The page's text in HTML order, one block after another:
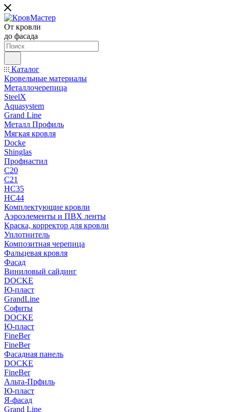
От кровли
до фасада
Каталог
Кровельные материалы
Металлочерепица
SteelX
Aquasystem
Grand Line
Металл Профиль
Мягкая кровля
Docke
Shinglas
Профнастил
C20
C21
НС35
НС44
Комплектующие кровли
Аэроэлементы и ПВХ ленты
Краска, корректор для кровли
Уплотнитель
Композитная черепица
Фальцевая кровля
Фасад
Виниловый сайдинг
DOCKE
Ю-пласт
GrandLine
Софиты
DOCKE
Ю-пласт
FineBer
FineBer
Фасадная панель
DOCKE
FineBer
Альта-Прфиль
Ю-пласт
Я-фасад
Grand Line